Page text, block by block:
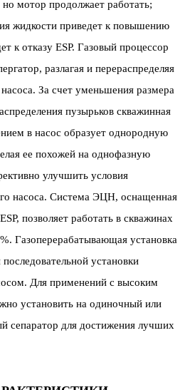
мотор продолжает работать;
жидкости приведет к повышению
к отказу ESP. Газовый процессор
разлагая и перераспределяя
За счет уменьшения размера
пузырьков скважинная
в насос образует однородную
ее похожей на однофазную
улучшить условия
насоса. Система ЭЦН, оснащенная
позволяет работать в скважинах
Газоперерабатывающая установка
установки
Для применений с высоким
установить на одиночный или
сепаратор для достижения лучших